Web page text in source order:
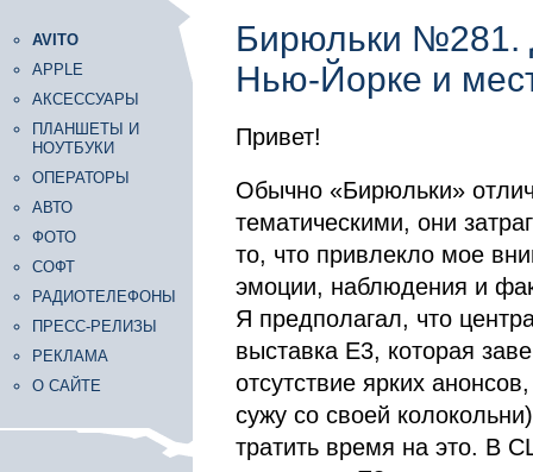
AVITO
APPLE
АКСЕССУАРЫ
ПЛАНШЕТЫ И
НОУТБУКИ
ОПЕРАТОРЫ
АВТО
ФОТО
СОФТ
РАДИОТЕЛЕФОНЫ
ПРЕСС-РЕЛИЗЫ
РЕКЛАМА
О САЙТЕ
Бирюльки №281.
Нью-Йорке и
Привет!
Обычно «Бирюльки»
тематическими, они
то, что привлекло мое
эмоции, наблюдения и
Я предполагал, что
выставка Е3, которая
отсутствие ярких
сужу со своей
тратить время на это. В